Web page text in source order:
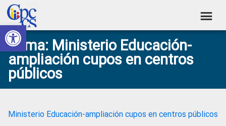
Abrir barra de herramientas
Skip
to
primary
navigation
Skip
to
main
content
Skip
to
primary
sidebar
Skip
to
footer
Consejo
de
Participación
Ciudadana
Control
Construyendo
Poder
Ciudadano
Tema: Ministerio Educación-
ampliación cupos en centros
públicos
Ministerio Educación-ampliación cupos en centros públicos